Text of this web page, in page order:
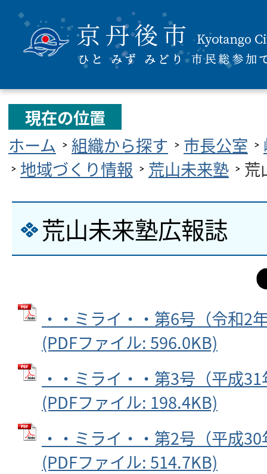
現在の位置
ホーム
組織から探す 市長公室
地域づくり情報
荒山未来塾 荒
荒山未来塾広報誌
・・ミライ・・第6号（令和2
(PDFファイル: 596.0KB)
・・ミライ・・第3号（平成
(PDFファイル: 198.4KB)
・・ミライ・・第2号（平成
(PDFファイル: 514.7KB)